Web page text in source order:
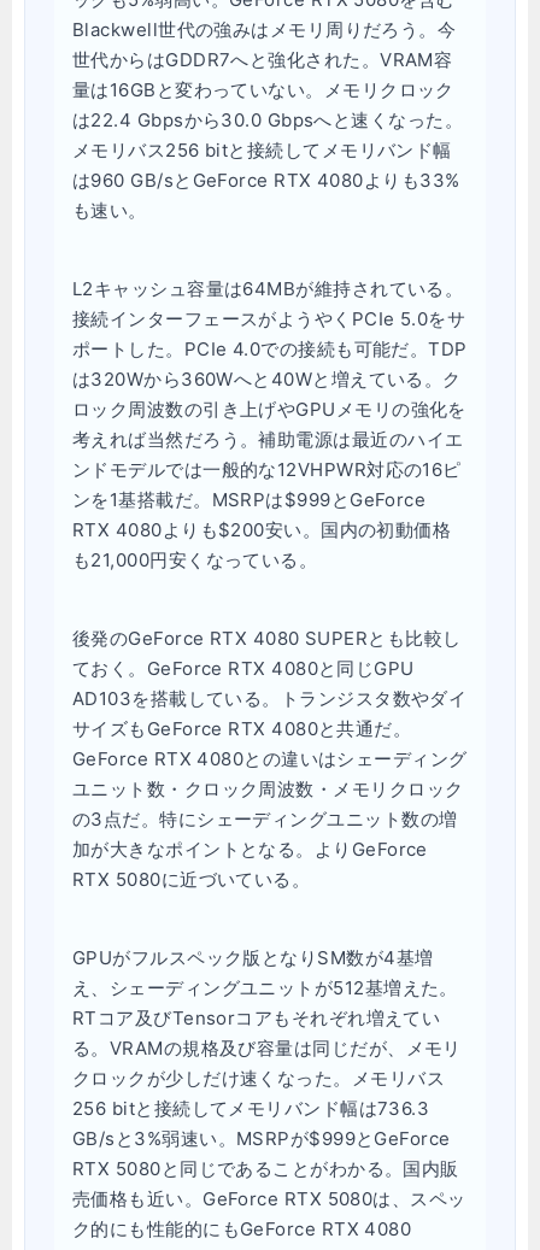
Blackwell世代の強みはメモリ周りだろう。今
世代からはGDDR7へと強化された。VRAM容
量は16GBと変わっていない。メモリクロック
は22.4 Gbpsから30.0 Gbpsへと速くなった。
メモリバス256 bitと接続してメモリバンド幅
は960 GB/sとGeForce RTX 4080よりも33%
も速い。
L2キャッシュ容量は64MBが維持されている。
接続インターフェースがようやくPCIe 5.0をサ
ポートした。PCIe 4.0での接続も可能だ。TDP
は320Wから360Wへと40Wと増えている。ク
ロック周波数の引き上げやGPUメモリの強化を
考えれば当然だろう。補助電源は最近のハイエ
ンドモデルでは一般的な12VHPWR対応の16ピ
ンを1基搭載だ。MSRPは$999とGeForce
RTX 4080よりも$200安い。国内の初動価格
も21,000円安くなっている。
後発のGeForce RTX 4080 SUPERとも比較し
ておく。GeForce RTX 4080と同じGPU
AD103を搭載している。トランジスタ数やダイ
サイズもGeForce RTX 4080と共通だ。
GeForce RTX 4080との違いはシェーディング
ユニット数・クロック周波数・メモリクロック
の3点だ。特にシェーディングユニット数の増
加が大きなポイントとなる。よりGeForce
RTX 5080に近づいている。
GPUがフルスペック版となりSM数が4基増
え、シェーディングユニットが512基増えた。
RTコア及びTensorコアもそれぞれ増えてい
る。VRAMの規格及び容量は同じだが、メモリ
クロックが少しだけ速くなった。メモリバス
256 bitと接続してメモリバンド幅は736.3
GB/sと3%弱速い。MSRPが$999とGeForce
RTX 5080と同じであることがわかる。国内販
売価格も近い。GeForce RTX 5080は、スペッ
ク的にも性能的にもGeForce RTX 4080